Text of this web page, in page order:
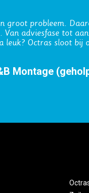
De transparante
de Haas)